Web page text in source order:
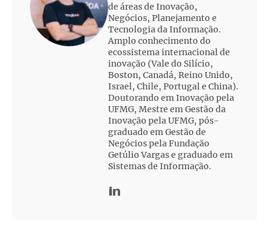
de áreas de Inovação,
Negócios, Planejamento e
Tecnologia da Informação.
Amplo conhecimento do
ecossistema internacional de
inovação (Vale do Silício,
Boston, Canadá, Reino Unido,
Israel, Chile, Portugal e China).
Doutorando em Inovação pela
UFMG, Mestre em Gestão da
Inovação pela UFMG, pós-
graduado em Gestão de
Negócios pela Fundação
Getúlio Vargas e graduado em
Sistemas de Informação.